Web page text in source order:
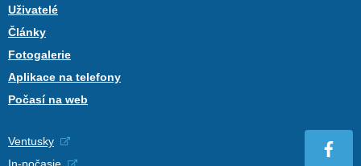
Uživatelé
Články
Fotogalerie
Aplikace na telefony
Počasí na web
Ventusky